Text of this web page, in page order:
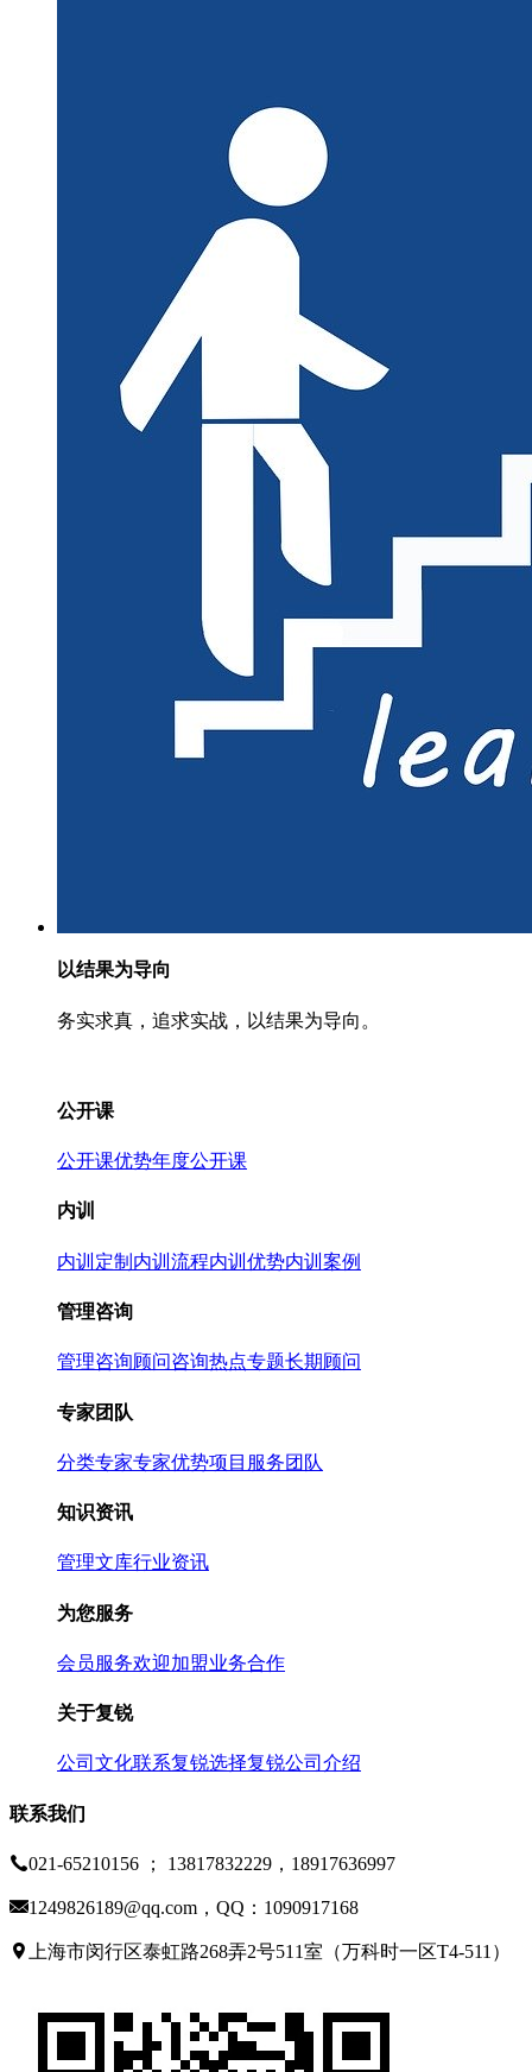
以结果为导向
务实求真，追求实战，以结果为导向。
公开课
公开课优势年度公开课
内训
内训定制 内训流程内训优势内训案例
管理咨询
管理咨询顾问咨询热点专题长期顾问
专家团队
分类专家专家优势项目服务团队
知识资讯
管理文库行业资讯
为您服务
会员服务欢迎加盟业务合作
关于复锐
公司文化联系复锐选择复锐公司介绍
联系我们
021-65210156 ； 13817832229，18917636997
1249826189@qq.com，QQ：1090917168
上海市闵行区泰虹路268弄2号511室（万科时一区T4-511）